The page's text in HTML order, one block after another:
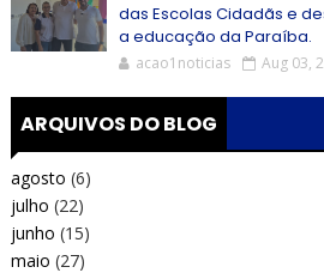
das Escolas Cidadãs e
a educação da Paraíba.
acao1noticias Aug 03,
ARQUIVOS DO BLOG
agosto (6)
julho (22)
junho (15)
maio (27)